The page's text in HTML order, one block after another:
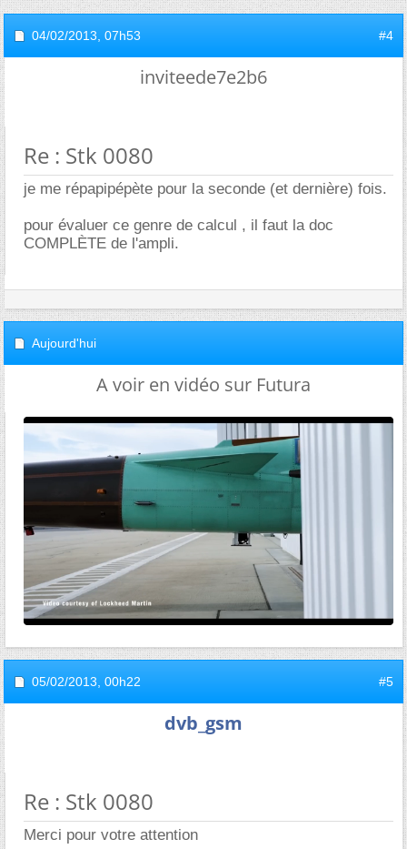
04/02/2013, 07h53 #4
inviteede7e2b6
Re : Stk 0080
je me répapipépète pour la seconde (et dernière) fois.
pour évaluer ce genre de calcul , il faut la doc
COMPLÈTE de l'ampli.
Aujourd'hui
A voir en vidéo sur Futura
05/02/2013, 00h22 #5
dvb_gsm
Re : Stk 0080
Merci pour votre attention